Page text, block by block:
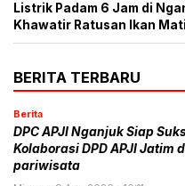
Listrik Padam 6 Jam di
Khawatir Ratusan Ikan Mati
BERITA TERBARU
Berita
DPC APJI Nganjuk Siap
Kolaborasi DPD APJI Jatim
pariwisata